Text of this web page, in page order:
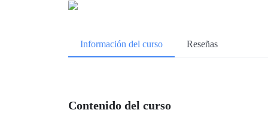
Información del curso Reseñas
Contenido del curso